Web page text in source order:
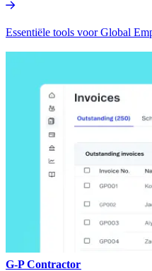
Essentiële tools voor Global
G-P Contractor​​